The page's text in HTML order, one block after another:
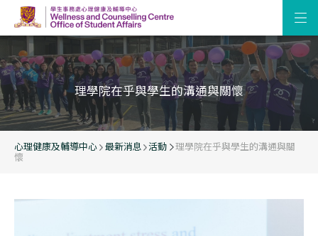
理學院在乎與學生的溝通與關懷
心理健康及輔導中心 最新消息 活動
理學院在乎與學生的溝通與關
懷